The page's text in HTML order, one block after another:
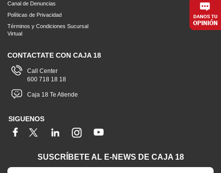
Canal de Denuncias
Políticas de Privacidad
Términos y Condiciones Sucursal
Virtual
CONTACTATE CON CAJA 18
Call Center
600 718 18 18
Caja 18 Te Atiende
SIGUENOS
SUSCRÍBETE AL E-NEWS DE CAJA 18